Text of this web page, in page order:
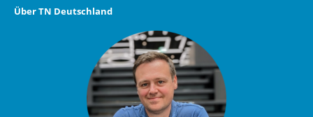
Über TN Deutschland